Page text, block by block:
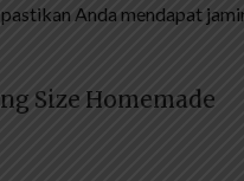
Anda mendapat
Size Homemade